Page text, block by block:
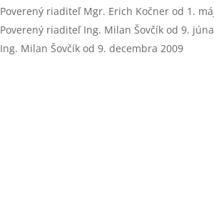
Poverený riaditeľ Mgr. Erich Kočner od 1.
Poverený riaditeľ Ing. Milan Šovčík od 9.
Ing. Milan Šovčík od 9. decembra 2009